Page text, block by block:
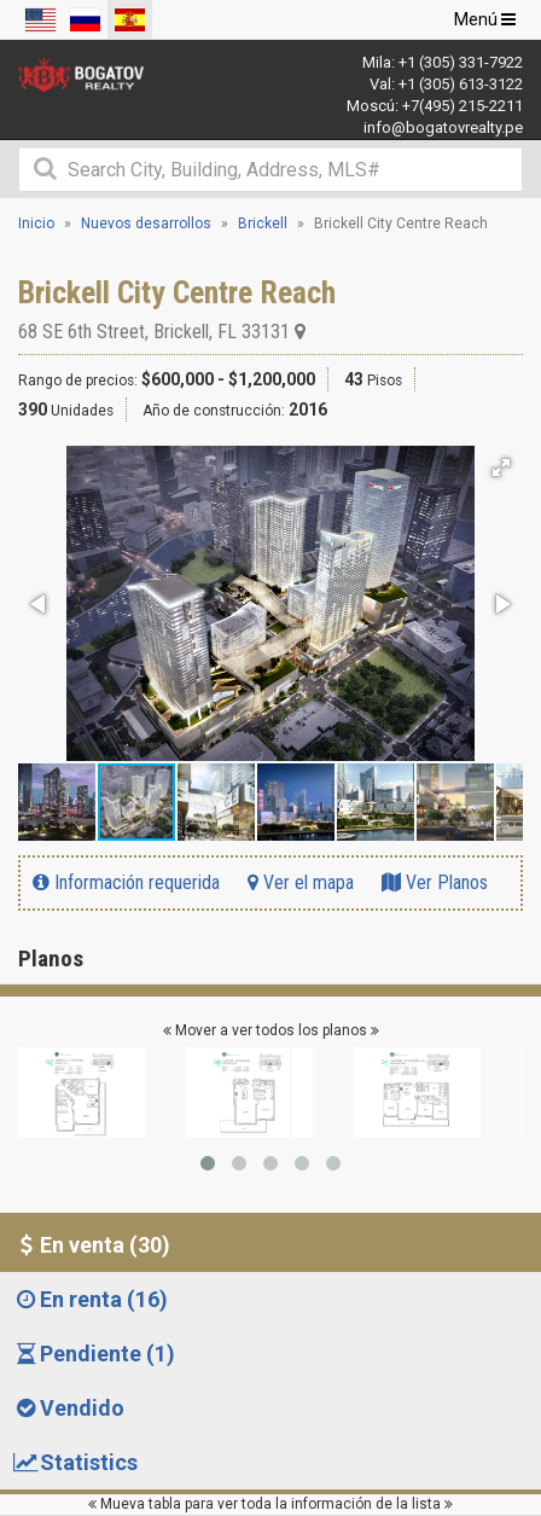
Navegación
de
palanca
Menú
Mila: +1 (305) 331-7922
Val: +1 (305) 613-3122
Moscú: +7(495) 215-2211
info@bogatovrealty.pe
Inicio Nuevos desarrollos Brickell Brickell City Centre Reach
Brickell City Centre Reach
68 SE 6th Street, Brickell, FL 33131
Rango de precios: $600,000 - $1,200,000 43 Pisos
390 Unidades Año de construcción: 2016
Información requerida Ver el mapa Ver Planos
Planos
Mover a ver todos los planos
En venta (30)
En renta (16)
Pendiente (1)
Vendido
Statistics
Mueva tabla para ver toda la información de la lista